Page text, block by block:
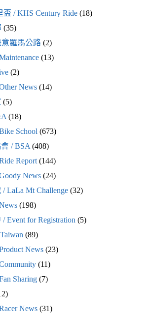
/ KHS Century Ride(18)
(35)
羅馬公路(2)
(13)
(2)
News(14)
(5)
(18)
School (673)
/ BSA (408)
Report(144)
News(24)
LaLa Mt Challenge(32)
(198)
Event for Registration (5)
(89)
News(23)
(11)
Sharing(7)
News(31)